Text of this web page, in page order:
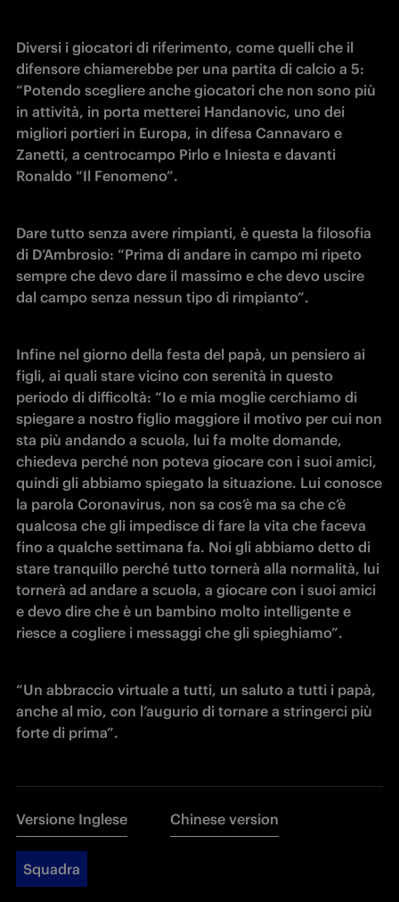
Diversi i giocatori di riferimento, come quelli che il
difensore chiamerebbe per una partita di calcio a 5:
“Potendo scegliere anche giocatori che non sono più
in attività, in porta metterei Handanovic, uno dei
migliori portieri in Europa, in difesa Cannavaro e
Zanetti, a centrocampo Pirlo e Iniesta e davanti
Ronaldo “Il Fenomeno”.
Dare tutto senza avere rimpianti, è questa la filosofia
di D’Ambrosio: “Prima di andare in campo mi ripeto
sempre che devo dare il massimo e che devo uscire
dal campo senza nessun tipo di rimpianto”.
Infine nel giorno della festa del papà, un pensiero ai
figli, ai quali stare vicino con serenità in questo
periodo di difficoltà: “Io e mia moglie cerchiamo di
spiegare a nostro figlio maggiore il motivo per cui non
sta più andando a scuola, lui fa molte domande,
chiedeva perché non poteva giocare con i suoi amici,
quindi gli abbiamo spiegato la situazione. Lui conosce
la parola Coronavirus, non sa cos’è ma sa che c’è
qualcosa che gli impedisce di fare la vita che faceva
fino a qualche settimana fa. Noi gli abbiamo detto di
stare tranquillo perché tutto tornerà alla normalità, lui
tornerà ad andare a scuola, a giocare con i suoi amici
e devo dire che è un bambino molto intelligente e
riesce a cogliere i messaggi che gli spieghiamo”.
“Un abbraccio virtuale a tutti, un saluto a tutti i papà,
anche al mio, con l’augurio di tornare a stringerci più
forte di prima”.
Versione Inglese Chinese version
Squadra